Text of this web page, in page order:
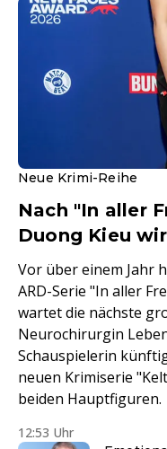
Neue Krimi-Reihe
Nach "In aller
Duong Kieu
Vor über einem Jahr
ARD-Serie "In aller
wartet die nächste
Neurochirurgin
Schauspielerin
neuen Krimiserie
beiden Hauptfiguren.
12:53 Uhr